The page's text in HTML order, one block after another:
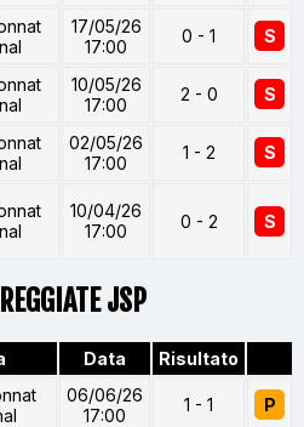
17/05/26
17:00
0 - 1 S
10/05/26
17:00
2 - 0 S
02/05/26
17:00
1 - 2 S
10/04/26
17:00
0 - 2 S
JSP
Data
Risultato
06/06/26
17:00
1 - 1 P